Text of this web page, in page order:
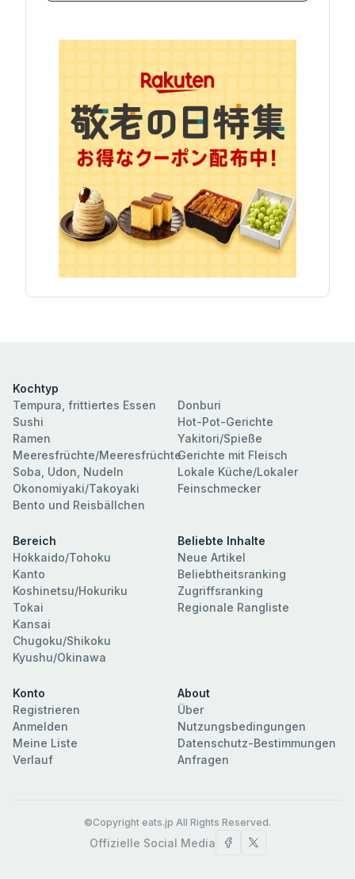
Kochtyp
Tempura, frittiertes Essen
Sushi
Ramen
Meeresfrüchte/Meeresfrüchte
Soba, Udon, Nudeln
Okonomiyaki/Takoyaki
Bento und Reisbällchen
Donburi
Hot-Pot-Gerichte
Yakitori/Spieße
Gerichte mit Fleisch
Lokale Küche/Lokaler
Feinschmecker
Bereich
Hokkaido/Tohoku
Kanto
Koshinetsu/Hokuriku
Tokai
Kansai
Chugoku/Shikoku
Kyushu/Okinawa
Beliebte Inhalte
Neue Artikel
Beliebtheitsranking
Zugriffsranking
Regionale Rangliste
Konto
Registrieren
Anmelden
Meine Liste
Verlauf
About
Über
Nutzungsbedingungen
Datenschutz-Bestimmungen
Anfragen
©Copyright eats.jp All Rights Reserved.
Offizielle Social Media